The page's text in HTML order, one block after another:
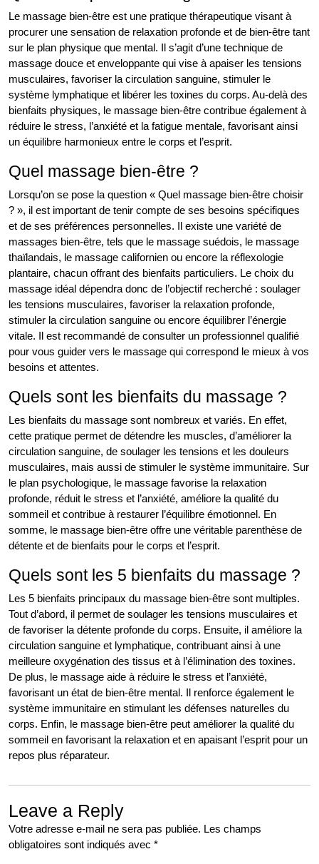
Le massage bien-être est une pratique thérapeutique visant à
procurer une sensation de relaxation profonde et de bien-être tant
sur le plan physique que mental. Il s’agit d’une technique de
massage douce et enveloppante qui vise à apaiser les tensions
musculaires, favoriser la circulation sanguine, stimuler le
système lymphatique et libérer les toxines du corps. Au-delà des
bienfaits physiques, le massage bien-être contribue également à
réduire le stress, l’anxiété et la fatigue mentale, favorisant ainsi
un équilibre harmonieux entre le corps et l’esprit.
Quel massage bien-être ?
Lorsqu’on se pose la question « Quel massage bien-être choisir
? », il est important de tenir compte de ses besoins spécifiques
et de ses préférences personnelles. Il existe une variété de
massages bien-être, tels que le massage suédois, le massage
thaïlandais, le massage californien ou encore la réflexologie
plantaire, chacun offrant des bienfaits particuliers. Le choix du
massage idéal dépendra donc de l’objectif recherché : soulager
les tensions musculaires, favoriser la relaxation profonde,
stimuler la circulation sanguine ou encore équilibrer l’énergie
vitale. Il est recommandé de consulter un professionnel qualifié
pour vous guider vers le massage qui correspond le mieux à vos
besoins et attentes.
Quels sont les bienfaits du massage ?
Les bienfaits du massage sont nombreux et variés. En effet,
cette pratique permet de détendre les muscles, d’améliorer la
circulation sanguine, de soulager les tensions et les douleurs
musculaires, mais aussi de stimuler le système immunitaire. Sur
le plan psychologique, le massage favorise la relaxation
profonde, réduit le stress et l’anxiété, améliore la qualité du
sommeil et contribue à restaurer l’équilibre émotionnel. En
somme, le massage bien-être offre une véritable parenthèse de
détente et de bienfaits pour le corps et l’esprit.
Quels sont les 5 bienfaits du massage ?
Les 5 bienfaits principaux du massage bien-être sont multiples.
Tout d’abord, il permet de soulager les tensions musculaires et
de favoriser la détente profonde du corps. Ensuite, il améliore la
circulation sanguine et lymphatique, contribuant ainsi à une
meilleure oxygénation des tissus et à l’élimination des toxines.
De plus, le massage aide à réduire le stress et l’anxiété,
favorisant un état de bien-être mental. Il renforce également le
système immunitaire en stimulant les défenses naturelles du
corps. Enfin, le massage bien-être peut améliorer la qualité du
sommeil en favorisant la relaxation et en apaisant l’esprit pour un
repos plus réparateur.
Leave a Reply
Votre adresse e-mail ne sera pas publiée. Les champs
obligatoires sont indiqués avec *